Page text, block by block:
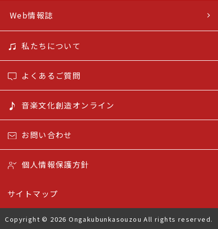
Web情報誌
私たちについて
よくあるご質問
音楽文化創造オンライン
お問い合わせ
個人情報保護方針
サイトマップ
Copyright © 2026 Ongakubunkasouzou All rights reserved.